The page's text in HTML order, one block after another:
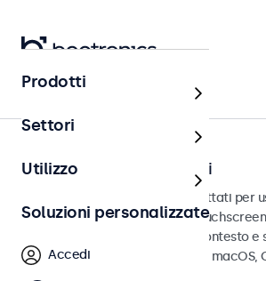
Touchscreen
Touchscreen da 15 pollici
Touchscreen da 15 pollici progettati per
uso continuo. Questi monitor
facili da integrare in qualsiasi contesto
con i sistemi operativi Windows, macOS,
Prodotti
Settori
Utilizzo
Soluzioni personalizzate
Accedi